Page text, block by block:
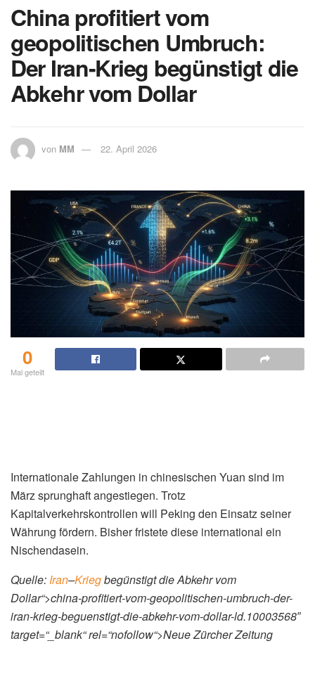
China profitiert vom
geopolitischen Umbruch:
Der Iran-Krieg begünstigt die
Abkehr vom Dollar
von MM 22. April 2026
0
Mal geteilt
Internationale Zahlungen in chinesischen Yuan sind im
März sprunghaft angestiegen. Trotz
Kapitalverkehrskontrollen will Peking den Einsatz seiner
Währung fördern. Bisher fristete diese international ein
Nischendasein.
Quelle: Iran–Kriegbegünstigt die Abkehr vom
Dollar“>china-profitiert-vom-geopolitischen-umbruch-der-
iran-krieg-beguenstigt-die-abkehr-vom-dollar-ld.10003568″
target=“_blank“ rel=“nofollow“>Neue Zürcher Zeitung